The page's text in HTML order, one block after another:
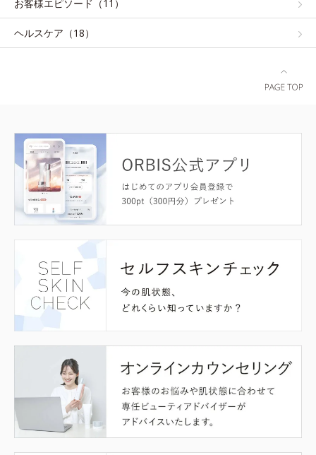
お客様エピソード（11）
ヘルスケア（18）